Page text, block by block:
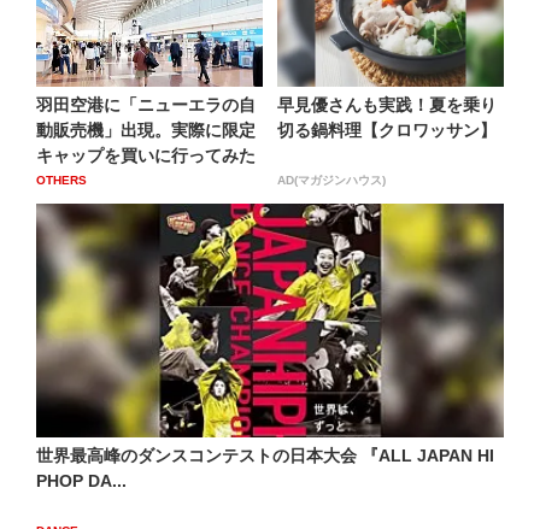
羽田空港に「ニューエラの自
動販売機」出現。実際に限定
キャップを買いに行ってみた
OTHERS
早見優さんも実践！夏を乗り
切る鍋料理【クロワッサン】
AD(マガジンハウス)
世界最高峰のダンスコンテストの日本大会 『ALL JAPAN HI
PHOP DA...